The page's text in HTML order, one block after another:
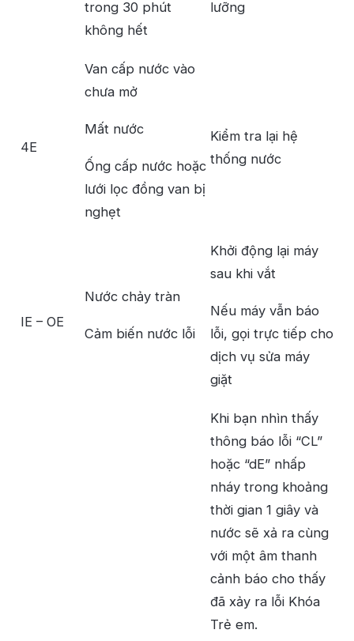
trong 30 phút
không hết
lưỡng
4E
Van cấp nước vào
chưa mở
Mất nước
Ống cấp nước hoặc
lưới lọc đồng van bị
nghẹt
Kiểm tra lại hệ
thống nước
IE – OE
Nước chảy tràn
Cảm biến nước lỗi
Khởi động lại máy
sau khi vắt
Nếu máy vẫn báo
lỗi, gọi trực tiếp cho
dịch vụ sửa máy
giặt
Khi bạn nhìn thấy
thông báo lỗi “CL”
hoặc “dE” nhấp
nháy trong khoảng
thời gian 1 giây và
nước sẽ xả ra cùng
với một âm thanh
cảnh báo cho thấy
đã xảy ra lỗi Khóa
Trẻ em.